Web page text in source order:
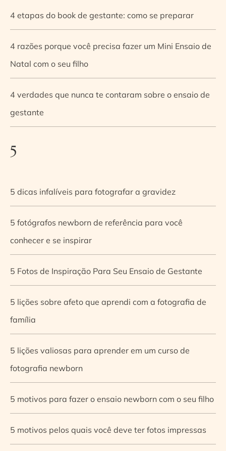
4 etapas do book de gestante: como se preparar
4 razões porque você precisa fazer um Mini Ensaio de
Natal com o seu filho
4 verdades que nunca te contaram sobre o ensaio de
gestante
5
5 dicas infalíveis para fotografar a gravidez
5 fotógrafos newborn de referência para você
conhecer e se inspirar
5 Fotos de Inspiração Para Seu Ensaio de Gestante
5 lições sobre afeto que aprendi com a fotografia de
família
5 lições valiosas para aprender em um curso de
fotografia newborn
5 motivos para fazer o ensaio newborn com o seu filho
5 motivos pelos quais você deve ter fotos impressas